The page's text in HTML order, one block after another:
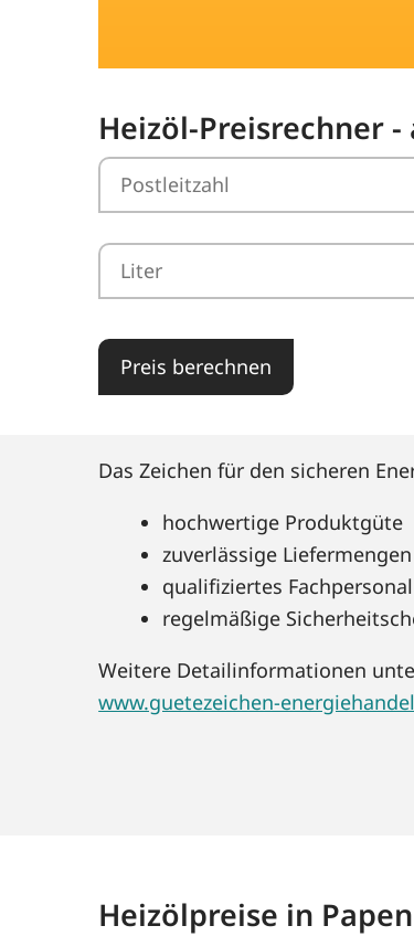
Heizöl-Preisrechner
Preis berechnen
Das Zeichen für den sicheren
hochwertige Produktgüte
zuverlässige Liefermengen
qualifiziertes Fachpersonal
regelmäßige
Weitere Detailinformationen
www.guetezeichen-
Heizölpreise in